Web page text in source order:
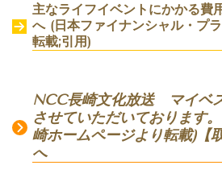
主なライフイベントにかかる費
へ (日本ファイナンシャル・プ
転載;引用)
NCC長崎文化放送 マイベ
させていただいております
崎ホームページより転載)【
へ